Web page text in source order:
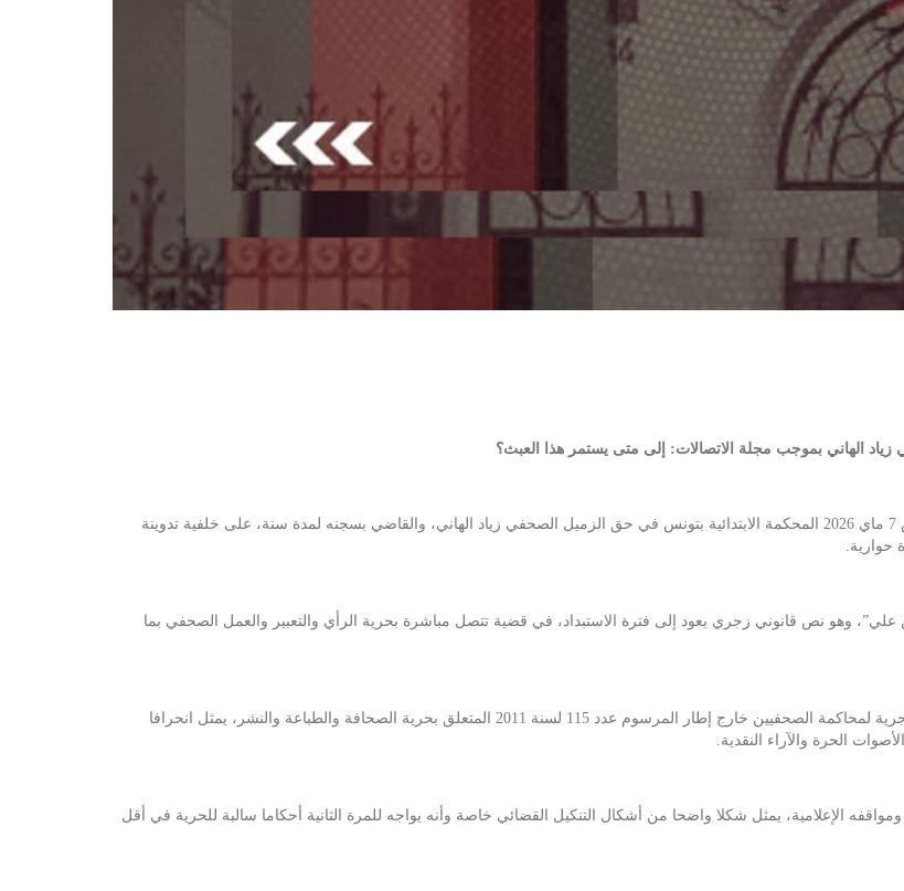
الهاني بموجب مجلة الاتصالات: إلى متى يستمر هذا العبث؟
تدين النقابة الوطنية للصحفيين التونسيين الحكم الذي أصدرته اليوم الخميس 7 ماي 2026 المحكمة الابتدائية بتونس في حق الزميل الصحفي زياد الهاني، والقاضي بسجنه لمدة سنة، على خلفية تدوينة
حوارية.
86 من مجلة الاتصالات ”قانون بن علي”، وهو نص قانوني زجري يعود إلى فترة الاستبداد، في قضية تتصل مباشرة بحرية الرأي والتعبير والعمل الصحفي بما
وتعتبر النقابة الوطنية للصحفيين التونسيين أن مواصلة توظيف النصوص الزجرية لمحاكمة الصحفيين خارج إطار المرسوم عدد 115 لسنة 2011 المتعلق بحرية الصحافة والطباعة والنشر، يمثل انحرافا
الحرة والآراء النقدية.
ومواقفه الإعلامية، يمثل شكلا واضحا من أشكال التنكيل القضائي خاصة وأنه يواجه للمرة الثانية أحكاما سالبة للحرية في أقل